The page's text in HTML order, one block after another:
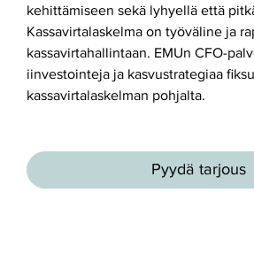
kehittämiseen sekä lyhyellä että
Kassavirtalaskelma on työväline ja
kassavirtahallintaan. EMUn CFO-
iinvestointeja ja kasvustrategiaa
kassavirtalaskelman pohjalta.
Pyydä tarjous